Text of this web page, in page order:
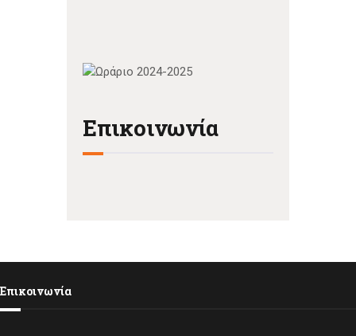
Επικοινωνία
Επικοινωνία